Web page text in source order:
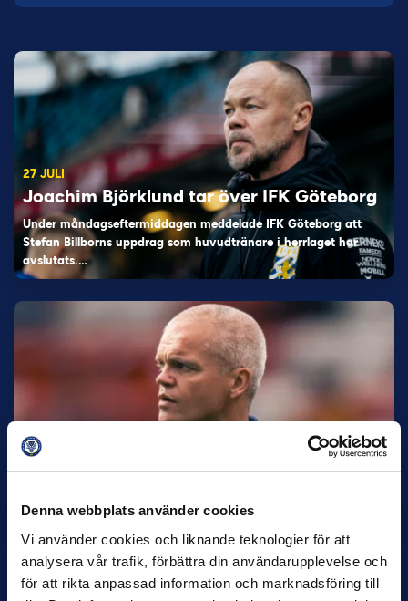
Denna webbplats använder cookies
Vi använder cookies och liknande teknologier för att
analysera vår trafik, förbättra din användarupplevelse och
för att rikta anpassad information och marknadsföring till
27 JULI
Joachim Björklund tar över IFK Göteborg
Under måndagseftermiddagen meddelade IFK Göteborg att
Stefan Billborns uppdrag som huvudtränare i herrlaget har
avslutats.…
30 JUNI
Inleder mot…